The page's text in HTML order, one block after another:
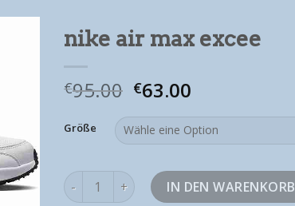
nike air max excee
€95.00 €63.00
Größe
nike air max excee MengeIN DEN WARENKORB